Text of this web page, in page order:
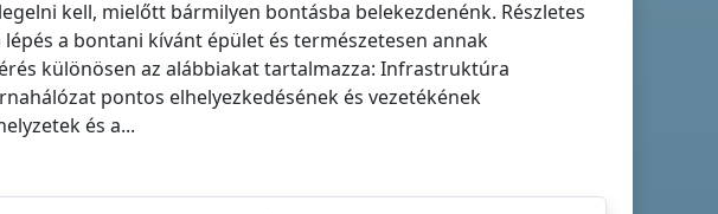
kell, mielőtt bármilyen bontásba belekezdenénk. Részletes
a bontani kívánt épület és természetesen annak
különösen az alábbiakat tartalmazza: Infrastruktúra
pontos elhelyezkedésének és vezetékének
és a...